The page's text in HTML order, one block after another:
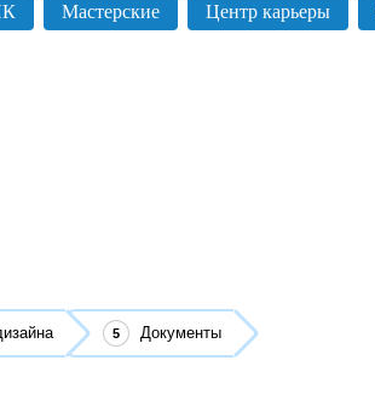
Мастерские Центр карьеры
Документы